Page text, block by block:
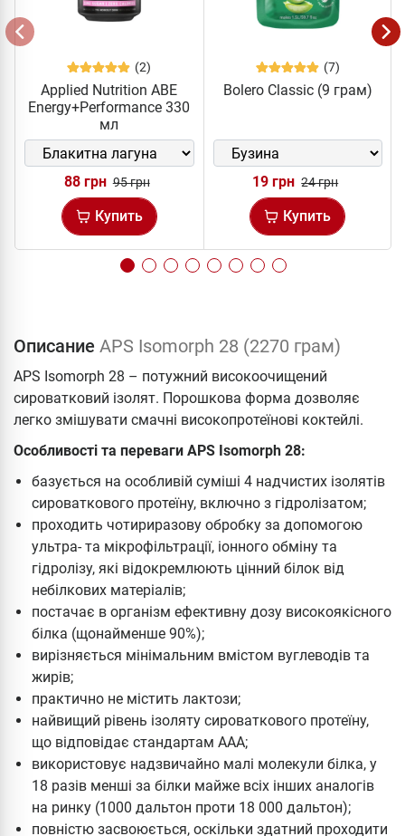
(2)
Applied Nutrition ABE
Energy+Performance 330
мл
88 грн 95 грн
Купить
(7)
Bolero Classic (9 грам)
19 грн 24 грн
Купить
Описание APS Isomorph 28 (2270 грам)
APS Isomorph 28 – потужний високоочищений
сироватковий ізолят. Порошкова форма дозволяє
легко змішувати смачні високопротеїнові коктейлі.
Особливості та переваги APS Isomorph 28:
базується на особливій суміші 4 надчистих ізолятів
сироваткового протеїну, включно з гідролізатом;
проходить чотириразову обробку за допомогою
ультра- та мікрофільтрації, іонного обміну та
гідролізу, які відокремлюють цінний білок від
небілкових матеріалів;
постачає в організм ефективну дозу високоякісного
білка (щонайменше 90%);
вирізняється мінімальним вмістом вуглеводів та
жирів;
практично не містить лактози;
найвищий рівень ізоляту сироваткового протеїну,
що відповідає стандартам AAA;
використовує надзвичайно малі молекули білка, у
18 разів менші за білки майже всіх інших аналогів
на ринку (1000 дальтон проти 18 000 дальтон);
повністю засвоюється, оскільки здатний проходити